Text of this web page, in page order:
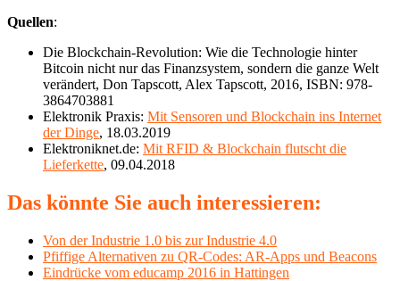
Quellen:
Die Blockchain-Revolution: Wie die Technologie hinter
Bitcoin nicht nur das Finanzsystem, sondern die ganze Welt
verändert, Don Tapscott, Alex Tapscott, 2016, ISBN: 978-
3864703881
Elektronik Praxis: Mit Sensoren und Blockchain ins Internet
der Dinge, 18.03.2019
Elektroniknet.de: Mit RFID & Blockchain flutscht die
Lieferkette, 09.04.2018
Das könnte Sie auch interessieren:
Von der Industrie 1.0 bis zur Industrie 4.0
Pfiffige Alternativen zu QR-Codes: AR-Apps und Beacons
Eindrücke vom educamp 2016 in Hattingen